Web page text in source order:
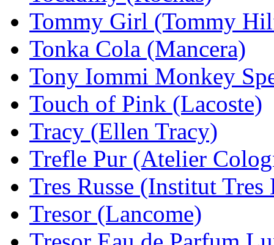
Tommy Girl (Tommy
Tonka Cola (Mancera)
Tony Iommi Monkey
Touch of Pink (Lacoste)
Tracy (Ellen Tracy)
Trefle Pur (Atelier
Tres Russe (Institut Tres
Tresor (Lancome)